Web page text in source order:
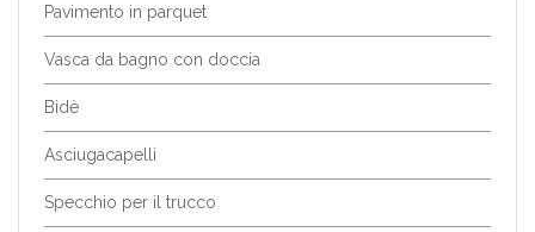
Pavimento in parquet
Vasca da bagno con doccia
Bidè
Asciugacapelli
Specchio per il trucco